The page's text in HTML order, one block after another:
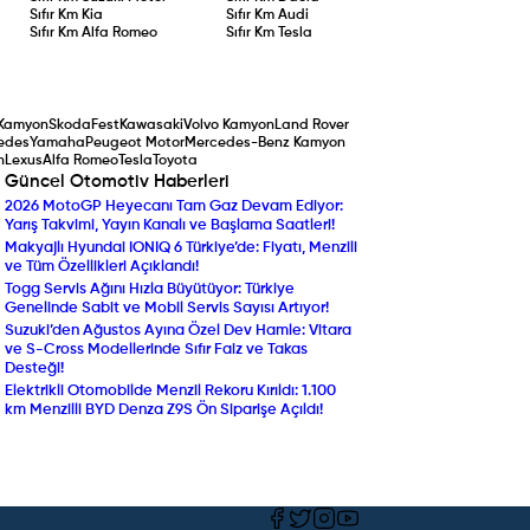
Sıfır Km Kia Sıfır Km Audi
Sıfır Km Alfa Romeo Sıfır Km
Tesla
Skoda FestKawasakiVolvo KamyonLand Rover
Yamaha Peugeot MotorMercedes-Benz Kamyon
LexusAlfa Romeo Tesla Toyota
Güncel Otomotiv Haberleri
2026 MotoGP Heyecanı Tam Gaz Devam Ediyor:
Yarış Takvimi, Yayın Kanalı ve Başlama Saatleri!
Makyajlı Hyundai IONIQ 6 Türkiye’de: Fiyatı, Menzili
ve Tüm Özellikleri Açıklandı!
Togg Servis Ağını Hızla Büyütüyor: Türkiye
Genelinde Sabit ve Mobil Servis Sayısı Artıyor!
Suzuki’den Ağustos Ayına Özel Dev Hamle: Vitara
ve S-Cross Modellerinde Sıfır Faiz ve Takas
Desteği!
Elektrikli Otomobilde Menzil Rekoru Kırıldı: 1.100
km Menzilli BYD Denza Z9S Ön Siparişe Açıldı!